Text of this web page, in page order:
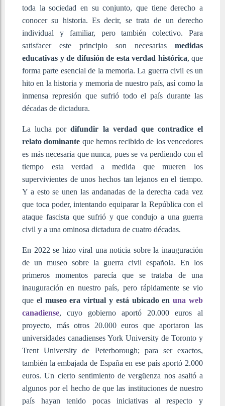
toda la sociedad en su conjunto, que tiene derecho a
conocer su historia. Es decir, se trata de un derecho
individual y familiar, pero también colectivo. Para
satisfacer este principio son necesarias medidas
educativas y de difusión de esta verdad histórica, que
forma parte esencial de la memoria. La guerra civil es un
hito en la historia y memoria de nuestro país, así como la
inmensa represión que sufrió todo el país durante las
décadas de dictadura.
La lucha pordifundir la verdad que contradice el
relato dominante que hemos recibido de los vencedores
es más necesaria que nunca, pues se va perdiendo con el
tiempo esta verdad a medida que mueren los
supervivientes de unos hechos tan lejanos en el tiempo.
Y a esto se unen las andanadas de la derecha cada vez
que toca poder, intentando equiparar la República con el
ataque fascista que sufrió y que condujo a una guerra
civil y a una ominosa dictadura de cuatro décadas.
En 2022 se hizo viral una noticia sobre la inauguración
de un museo sobre la guerra civil española. En los
primeros momentos parecía que se trataba de una
inauguración en nuestro país, pero rápidamente se vio
que el museo era virtual y está ubicado enuna web
canadiense, cuyo gobierno aportó 20.000 euros al
proyecto, más otros 20.000 euros que aportaron las
universidades canadienses York University de Toronto y
Trent University de Peterborough; para ser exactos,
también la embajada de España en ese país aportó 2.000
euros. Un cierto sentimiento de vergüenza nos asaltó a
algunos por el hecho de que las instituciones de nuestro
país hayan tenido pocas iniciativas al respecto y